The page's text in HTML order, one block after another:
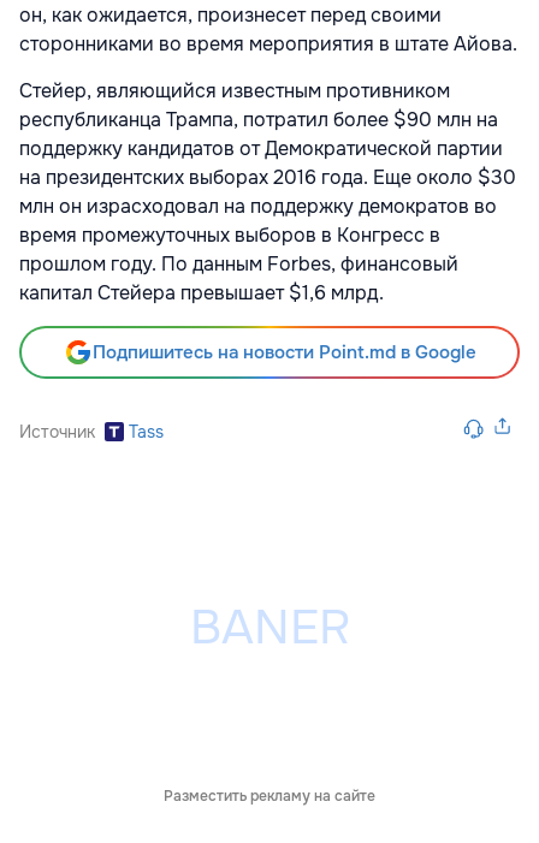
он, как ожидается, произнесет перед своими
сторонниками во время мероприятия в штате Айова.
Стейер, являющийся известным противником
республиканца Трампа, потратил более $90 млн на
поддержку кандидатов от Демократической партии
на президентских выборах 2016 года. Еще около $30
млн он израсходовал на поддержку демократов во
время промежуточных выборов в Конгресс в
прошлом году. По данным Forbes, финансовый
капитал Стейера превышает $1,6 млрд.
Подпишитесь на новости Point.md в Google
Источник Tass
Разместить рекламу на сайте